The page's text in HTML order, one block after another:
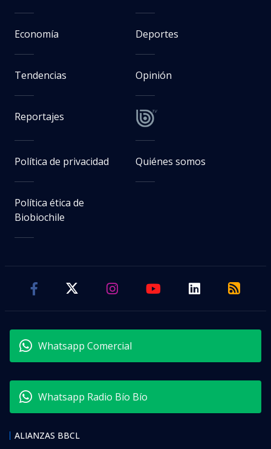
Economía Deportes
Tendencias Opinión
Reportajes
Política de privacidad Quiénes somos
Política ética de
Biobiochile
Whatsapp Comercial
Whatsapp Radio Bío Bío
ALIANZAS BBCL